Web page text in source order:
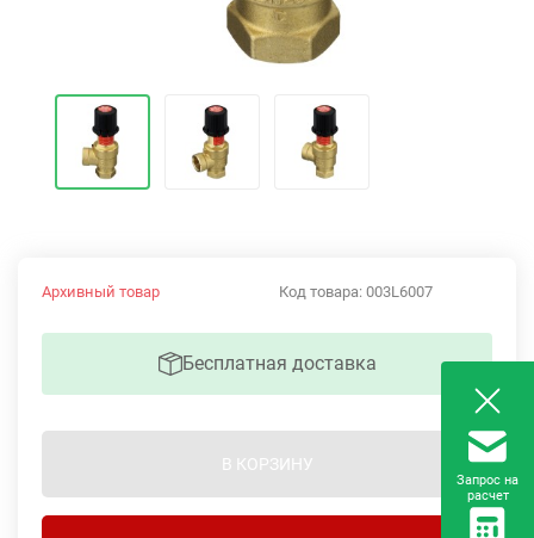
Код товара: 003L6007
Архивный товар
Бесплатная доставка
В КОРЗИНУ
Запрос на
расчет